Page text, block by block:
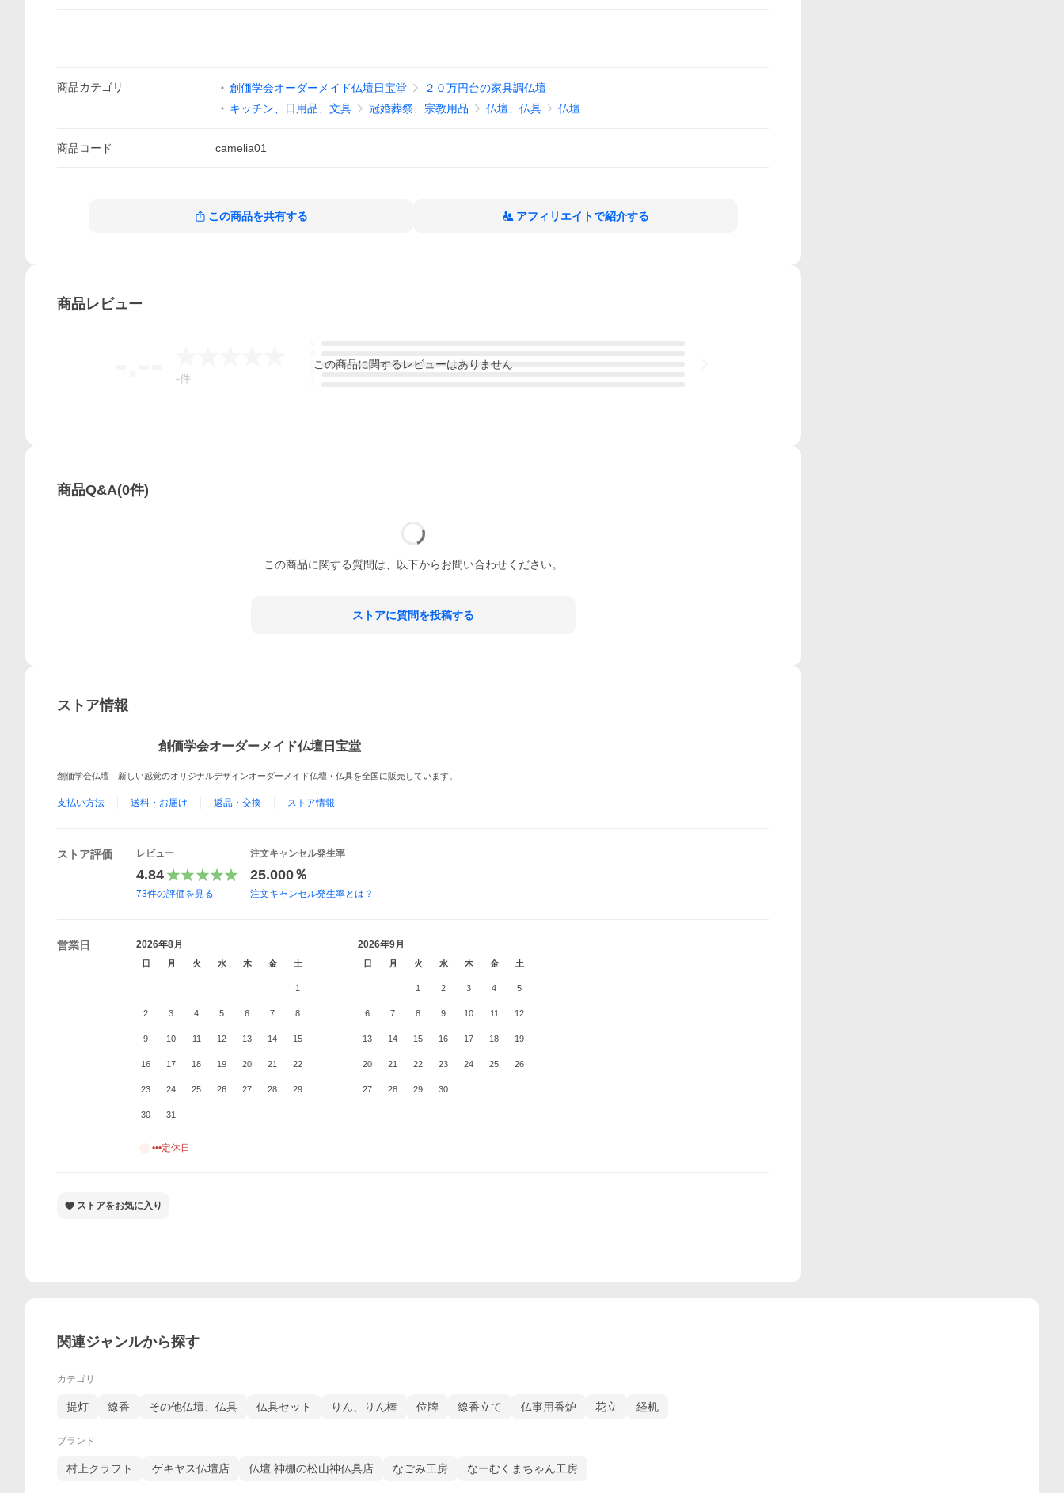
商品カテゴリ 創価学会オーダーメイド仏壇日宝堂
２０万円台の家具調仏壇
キッチン、日用品、文具
冠婚葬祭、宗教用品 仏壇、仏具 仏壇
商品コード camelia01
この商品を共有する アフィリエイトで紹介する
商品レビュー
-件
この商品に関するレビューはありません
商品Q&A(0件)
この商品に関する質問は、以下からお問い合わせください。
ストアに質問を投稿する
ストア情報
創価学会オーダーメイド仏壇日宝堂
創価学会仏壇 新しい感覚のオリジナルデザインオーダーメイド仏壇・仏具を全国に販売しています。
支払い方法 送料・お届け 返品・交換 ストア情報
ストア評価 レビュー
4.84
73件の評価を見る
注文キャンセル発生率
25.000％
注文キャンセル発生率とは？
営業日 2026年8月
日 月 火 水 木 金 土
1
2 3 4 5 6 7 8
9 10 11 12 13 14 15
16 17 18 19 20 21 22
23 24 25 26 27 28 29
30 31
2026年9月
日 月 火 水 木 金 土
1 2 3 4 5
6 7 8 9 10 11 12
13 14 15 16 17 18 19
20 21 22 23 24 25 26
27 28 29 30
•••定休日
ストアをお気に入り
関連ジャンルから探す
カテゴリ
提灯 線香 その他仏壇、仏具 仏具セット りん、りん棒 位牌 線香立て 仏事用香炉 花立 経机
ブランド
村上クラフト ゲキヤス仏壇店 仏壇 神棚の松山神仏具店 なごみ工房 なーむくまちゃん工房